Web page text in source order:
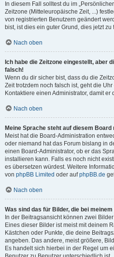
In diesem Fall solltest du im
Zeitzone (Mitteleuropäische Zeit, ...)
von registrierten Benutzern geändert
bist, ist dies ein guter Grund, dies jetzt zu
Nach oben
Ich habe die Zeitzone eingestellt, aber
falsch!
Wenn du dir sicher bist, dass du die
Zeit trotzdem noch falsch ist, geht die
Kontaktiere einen Administrator, damit
Nach oben
Meine Sprache steht auf diesem Board
Meist hat die Board-Administration
oder niemand hat das Forum bislang in
einen Board-Administrator, ob er das
installieren kann. Falls es noch nicht
es übersetzen würdest. Weitere
von phpBB Limited oder aufphpBB.de
Nach oben
Was sind das für Bilder, die bei
In der Beitragsansicht können zwei
Eines dieser Bilder ist meist mit deinem
Kästchen oder Punkte, die deine
angeben. Das andere, meist größere,
Es handelt sich hierbei in der Regel um